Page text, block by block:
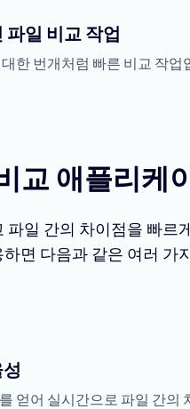
파일 비교 작업
한 번개처럼 빠른 비교 작업
교 애플리케
일 간의 차이점을 빠
면 다음과 같은 여러 가
얻어 실시간으로 파일 간의